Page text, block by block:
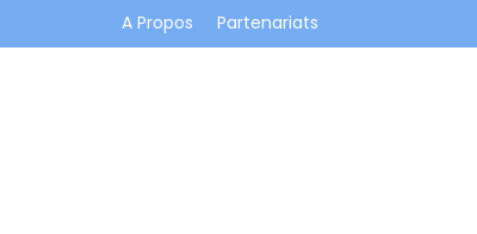
A Propos Partenariats